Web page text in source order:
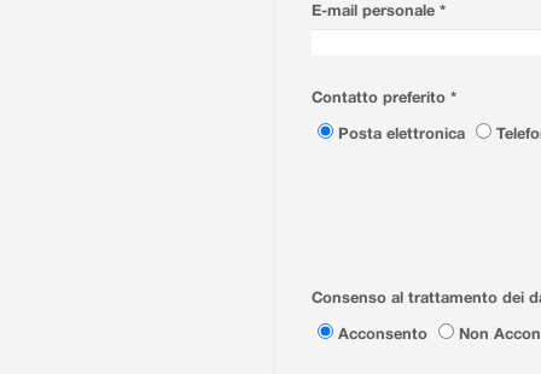
E-mail personale *
Contatto preferito *
Posta elettronica
Consenso al trattamento dei
Acconsento
Non